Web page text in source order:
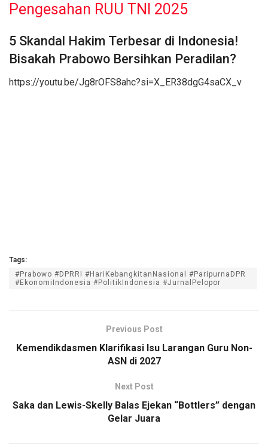
Pengesahan RUU TNI 2025
5 Skandal Hakim Terbesar di Indonesia!
Bisakah Prabowo Bersihkan Peradilan?
https://youtu.be/Jg8rOFS8ahc?si=X_ER38dgG4saCX_v
Tags:
#Prabowo #DPRRI #HariKebangkitanNasional #ParipurnaDPR
#EkonomiIndonesia #PolitikIndonesia #JurnalPelopor
Previous Post
Kemendikdasmen Klarifikasi Isu Larangan Guru Non-
ASN di 2027
Next Post
Saka dan Lewis-Skelly Balas Ejekan “Bottlers” dengan
Gelar Juara